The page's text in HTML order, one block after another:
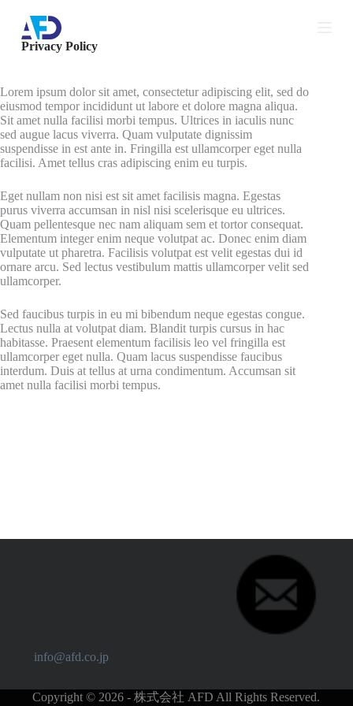
过
内
Privacy Policy
Lorem ipsum dolor sit amet, consectetur adipiscing elit, sed do
eiusmod tempor incididunt ut labore et dolore magna aliqua.
Sit amet nulla facilisi morbi tempus. Ultrices in iaculis nunc
sed augue lacus viverra. Quam vulputate dignissim
suspendisse in est ante in. Fringilla est ullamcorper eget nulla
facilisi. Amet tellus cras adipiscing enim eu turpis.
Eget nullam non nisi est sit amet facilisis magna. Egestas
purus viverra accumsan in nisl nisi scelerisque eu ultrices.
Quam pellentesque nec nam aliquam sem et tortor consequat.
Elementum integer enim neque volutpat ac. Donec enim diam
vulputate ut pharetra. Facilisis volutpat est velit egestas dui id
ornare arcu. Sed lectus vestibulum mattis ullamcorper velit sed
ullamcorper.
Sed faucibus turpis in eu mi bibendum neque egestas congue.
Lectus nulla at volutpat diam. Blandit turpis cursus in hac
habitasse. Praesent elementum facilisis leo vel fringilla est
ullamcorper eget nulla. Quam lacus suspendisse faucibus
interdum. Duis at tellus at urna condimentum. Accumsan sit
amet nulla facilisi morbi tempus.
info@afd.co.jp
Copyright © 2026 - 株式会社 AFD All Rights Reserved.